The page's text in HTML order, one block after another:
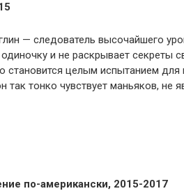
— следователь высочайшего
и не раскрывает секреты
становится целым испытанием
так тонко чувствует маньяков, не
по-американски, 2015-2017